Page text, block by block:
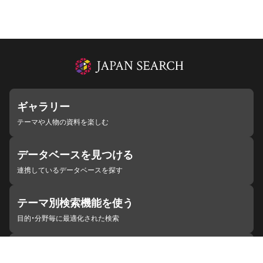
ギャラリー
テーマや人物の資料を楽しむ
データベースを見つける
連携しているデータベースを探す
テーマ別検索機能を使う
目的・分野毎に最適化された検索